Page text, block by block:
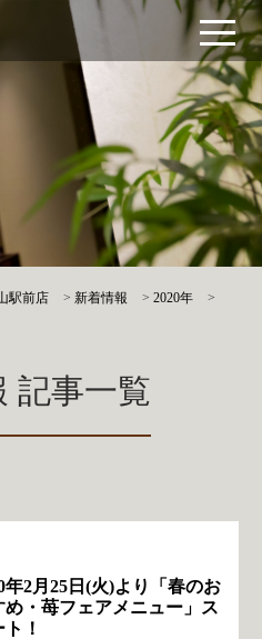
駅前店 >新着情報 >2020年
>
記事一覧
年2月25日(火)より「春のお
め・苺フェアメニュー」ス
！